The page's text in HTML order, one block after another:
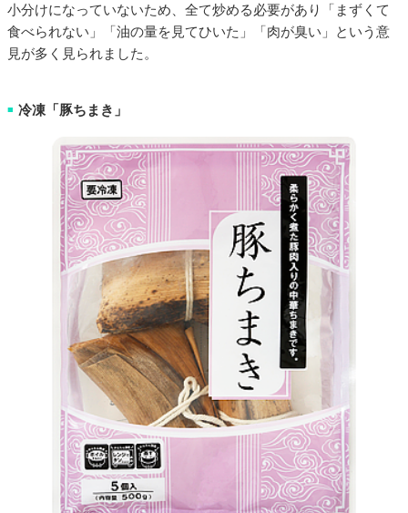
小分けになっていないため、全て炒める必要があり「まずくて
食べられない」「油の量を見てひいた」「肉が臭い」という意
見が多く見られました。
■ 冷凍「豚ちまき」